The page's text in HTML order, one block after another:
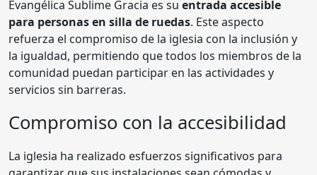
Evangélica Sublime Gracia es su entrada accesible
para personas en silla de ruedas. Este aspecto
refuerza el compromiso de la iglesia con la inclusión y
la igualdad, permitiendo que todos los miembros de la
comunidad puedan participar en las actividades y
servicios sin barreras.
Compromiso con la accesibilidad
La iglesia ha realizado esfuerzos significativos para